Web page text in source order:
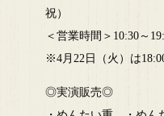
祝）
＜営業時間＞10:30～
※4月22日（火）は
◎実演販売◎